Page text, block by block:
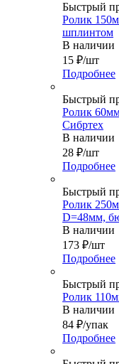
Быстрый
Ролик
шплинтом
В наличии
15 ₽/шт
Подробнее
Быстрый
Ролик
Сибртех
В наличии
28 ₽/шт
Подробнее
Быстрый
Ролик
D=48мм,
В наличии
173 ₽/шт
Подробнее
Быстрый
Ролик
В наличии
84 ₽/упак
Подробнее